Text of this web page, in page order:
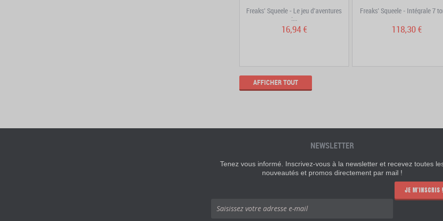
Freaks' Squeele - Le jeu d'aventures
:...
16,94 €
Freaks' Squeele - Intégrale 7
118,30 €
AFFICHER TOUT
NEWSLETTER
Tenez vous informé. Inscrivez-vous à la newsletter et recevez toutes
nouveautés et promos directement par mail !
JE M'INSCRIS !